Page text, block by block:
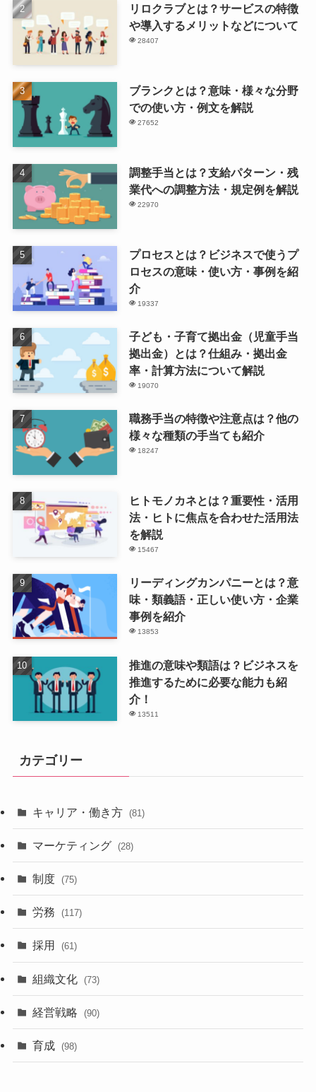
リロクラブとは？サービスの特徴
や導入するメリットなどについて
28407
ブランクとは？意味・様々な分野
での使い方・例文を解説
27652
調整手当とは？支給パターン・残
業代への調整方法・規定例を解説
22970
プロセスとは？ビジネスで使うプ
ロセスの意味・使い方・事例を紹
介
19337
子ども・子育て拠出金（児童手当
拠出金）とは？仕組み・拠出金
率・計算方法について解説
19070
職務手当の特徴や注意点は？他の
様々な種類の手当ても紹介
18247
ヒトモノカネとは？重要性・活用
法・ヒトに焦点を合わせた活用法
を解説
15467
リーディングカンパニーとは？意
味・類義語・正しい使い方・企業
事例を紹介
13853
推進の意味や類語は？ビジネスを
推進するために必要な能力も紹
介！
13511
カテゴリー
キャリア・働き方 (81)
マーケティング (28)
制度 (75)
労務 (117)
採用 (61)
組織文化 (73)
経営戦略 (90)
育成 (98)